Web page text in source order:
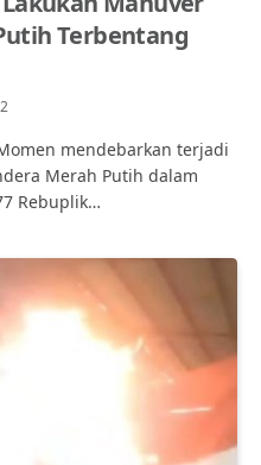
Terbentang
mendebarkan terjadi
Merah Putih dalam
Rebuplik…